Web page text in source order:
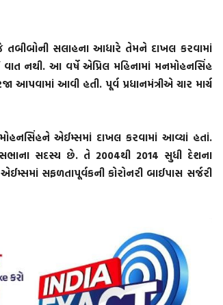
સલાહના આધારે તેમને દાખલ કરવામાં
નથી. આ વર્ષે એપ્રિલ મહિનામાં મનમોહનસિંહ
આપવામાં આવી હતી. પૂર્વ પ્રધાનમંત્રીએ ચાર માર્ચ
એઈમ્સમાં દાખલ કરવામાં આવ્યાં હતાં.
સદસ્ય છે. તે 2004થી 2014 સુધી દેશના
એઈમ્સમાં સફળતાપૂર્વકની કોરોનરી બાઈપાસ સર્જરી